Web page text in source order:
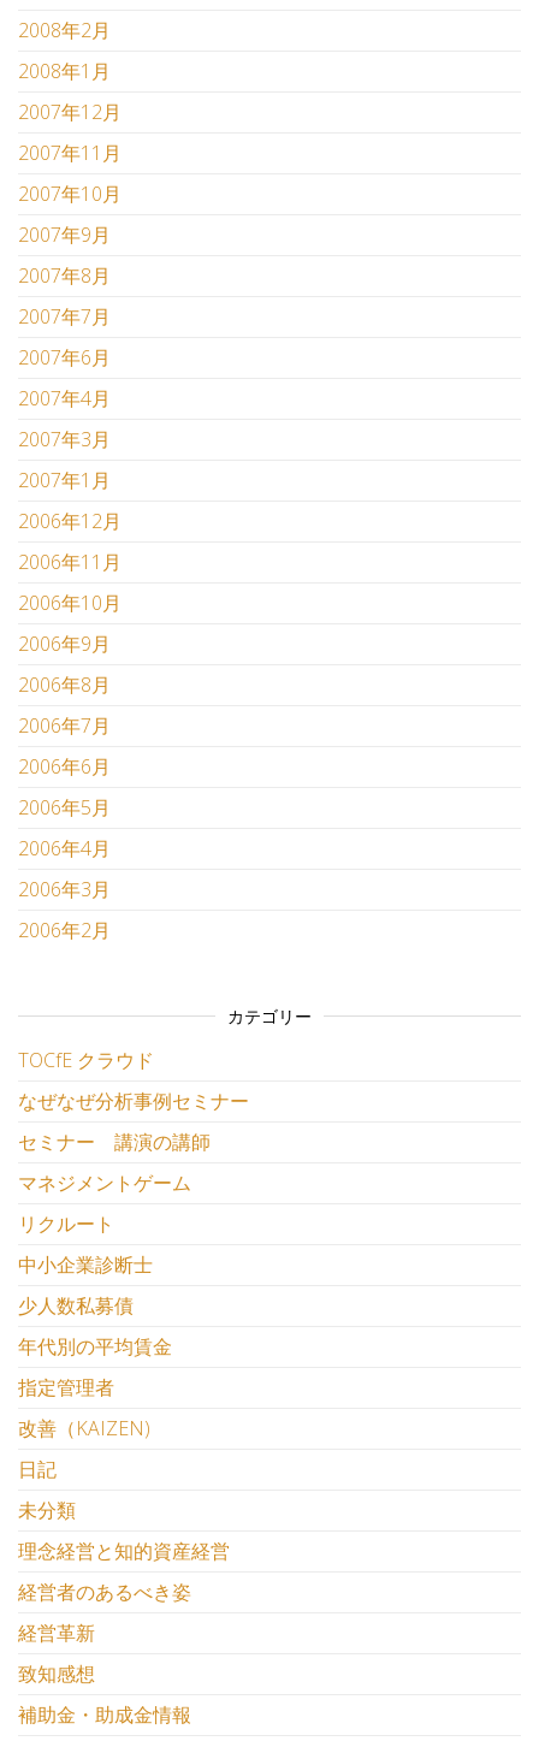
2008年2月
2008年1月
2007年12月
2007年11月
2007年10月
2007年9月
2007年8月
2007年7月
2007年6月
2007年4月
2007年3月
2007年1月
2006年12月
2006年11月
2006年10月
2006年9月
2006年8月
2006年7月
2006年6月
2006年5月
2006年4月
2006年3月
2006年2月
カテゴリー
TOCfE クラウド
なぜなぜ分析事例セミナー
セミナー 講演の講師
マネジメントゲーム
リクルート
中小企業診断士
少人数私募債
年代別の平均賃金
指定管理者
改善（KAIZEN)
日記
未分類
理念経営と知的資産経営
経営者のあるべき姿
経営革新
致知感想
補助金・助成金情報